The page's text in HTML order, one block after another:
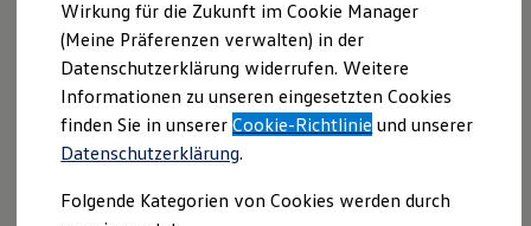
Kommunen & Behörden
Journalisten
Sportvereine
Branchenlösungen
Bau & Handwerk
Gewerbliche Personenbeförderung
Service & mobile Werkstätten
Kurier, Logistik & Handel
Feuerwehr
Hier finden Sie Informationen über die
Auto Brucker GmbH als verantwortliche
Anbieterin von Inhalten und Angeboten,
die auf dieser Webseite speziell
aufgeführt sind.
Wirkung für die Zukunft im Cookie Manager
(Meine Präferenzen verwalten) in der
Datenschutzerklärung widerrufen. Weitere
Informationen zu unseren eingesetzten Cookies
finden Sie in unsererCookie-Richtlinie und unserer
Datenschutzerklärung.
Folgende Kategorien von Cookies werden durch